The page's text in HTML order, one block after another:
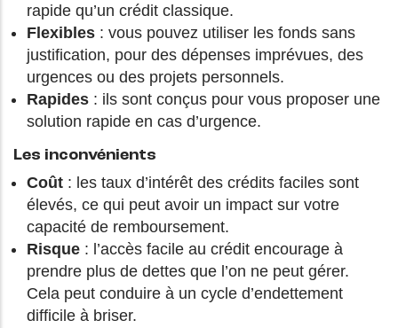
rapide qu’un crédit classique.
Flexibles : vous pouvez utiliser les fonds sans
justification, pour des dépenses imprévues, des
urgences ou des projets personnels.
Rapides : ils sont conçus pour vous proposer une
solution rapide en cas d’urgence.
Les inconvénients
Coût : les taux d’intérêt des crédits faciles sont
élevés, ce qui peut avoir un impact sur votre
capacité de remboursement.
Risque : l’accès facile au crédit encourage à
prendre plus de dettes que l’on ne peut gérer.
Cela peut conduire à un cycle d’endettement
difficile à briser.